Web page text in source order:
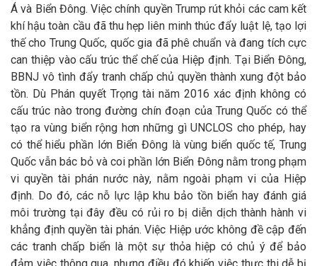
Á và Biển Đông. Việc chính quyền Trump rút khỏi các cam kết
khí hậu toàn cầu đã thu hẹp liên minh thúc đẩy luật lệ, tạo lợi
thế cho Trung Quốc, quốc gia đã phê chuẩn và đang tích cực
can thiệp vào cấu trúc thể chế của Hiệp định. Tại Biển Đông,
BBNJ vô tình đẩy tranh chấp chủ quyền thành xung đột bảo
tồn. Dù Phán quyết Trọng tài năm 2016 xác định không có
cấu trúc nào trong đường chín đoạn của Trung Quốc có thể
tạo ra vùng biển rộng hơn những gì UNCLOS cho phép, hay
có thể hiểu phần lớn Biển Đông là vùng biển quốc tế, Trung
Quốc vẫn bác bỏ và coi phần lớn Biển Đông nằm trong phạm
vi quyền tài phán nước này, nằm ngoài phạm vi của Hiệp
định. Do đó, các nỗ lực lập khu bảo tồn biển hay đánh giá
môi trường tại đây đều có rủi ro bị diễn dịch thành hành vi
khẳng định quyền tài phán. Việc Hiệp ước không đề cập đến
các tranh chấp biển là một sự thỏa hiệp có chủ ý để bảo